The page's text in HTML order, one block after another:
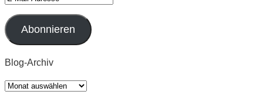
Mail-
Adresse
Abonnieren
Blog-Archiv
Blog-